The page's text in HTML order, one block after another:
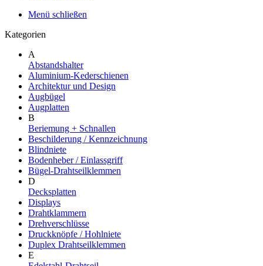
Menü schließen
Kategorien
A
Abstandshalter
Aluminium-Kederschienen
Architektur und Design
Augbügel
Augplatten
B
Beriemung + Schnallen
Beschilderung / Kennzeichnung
Blindniete
Bodenheber / Einlassgriff
Bügel-Drahtseilklemmen
D
Decksplatten
Displays
Drahtklammern
Drehverschlüsse
Druckknöpfe / Hohlniete
Duplex Drahtseilklemmen
E